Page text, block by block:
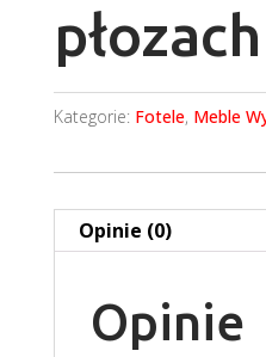
płozach
Kategorie: Fotele, Meble
Opinie (0)
Opinie